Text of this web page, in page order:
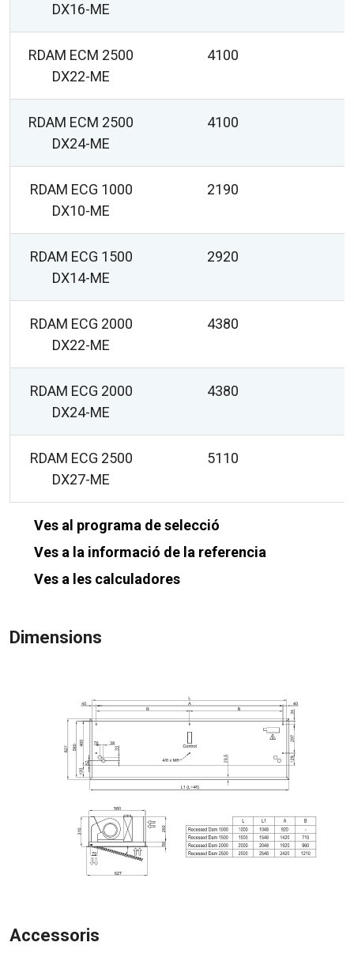
DX16-ME
RDAM ECM 2500
DX22-ME
4100
RDAM ECM 2500
DX24-ME
4100
RDAM ECG 1000
DX10-ME
2190
RDAM ECG 1500
DX14-ME
2920
RDAM ECG 2000
DX22-ME
4380
RDAM ECG 2000
DX24-ME
4380
RDAM ECG 2500
DX27-ME
5110
Ves al programa de selecció
Ves a la informació de la referencia
Ves a les calculadores
Dimensions
Accessoris